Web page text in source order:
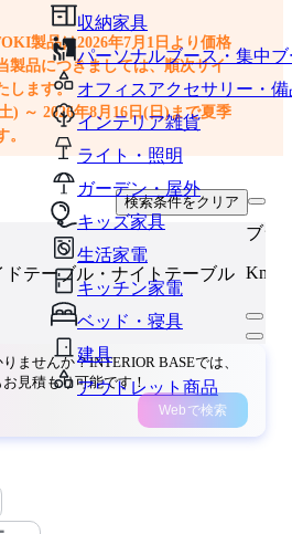
収納家具
パーソナルブース・集中
オフィスアクセサリー・備
インテリア雑貨
ライト・照明
ガーデン・屋外
キッズ家具
生活家電
キッチン家電
ベッド・寝具
建具
アウトレット商品
製品は2026年7月1日より価格
製品につきましては、順次サイ
します。
) ～ 2026年8月16日(日)まで夏季
検索条件をクリア
ドテーブル・ナイトテーブル
ブラ
Knoll
ませんか？INTERIOR BASEでは、
見積もり可能です！
Webで検索